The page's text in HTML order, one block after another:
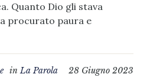
Quanto Dio gli stava
procurato paura e
28 Giugno 2023
inLa Parola